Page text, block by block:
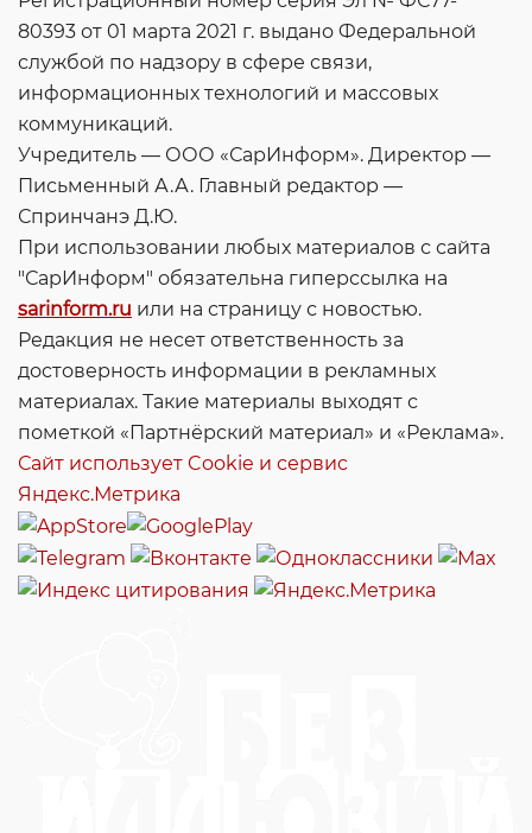
80393 от 01 марта 2021 г. выдано Федеральной
службой по надзору в сфере связи,
информационных технологий и массовых
коммуникаций.
Учредитель — ООО «СарИнформ». Директор —
Письменный А.А. Главный редактор —
Спринчанэ Д.Ю.
При использовании любых материалов с сайта
"СарИнформ" обязательна гиперссылка на
sarinform.ru или на страницу с новостью.
Редакция не несет ответственность за
достоверность информации в рекламных
материалах. Такие материалы выходят с
пометкой «Партнёрский материал» и «Реклама».
Сайт использует Cookie и сервиc
Яндекс.Метрика